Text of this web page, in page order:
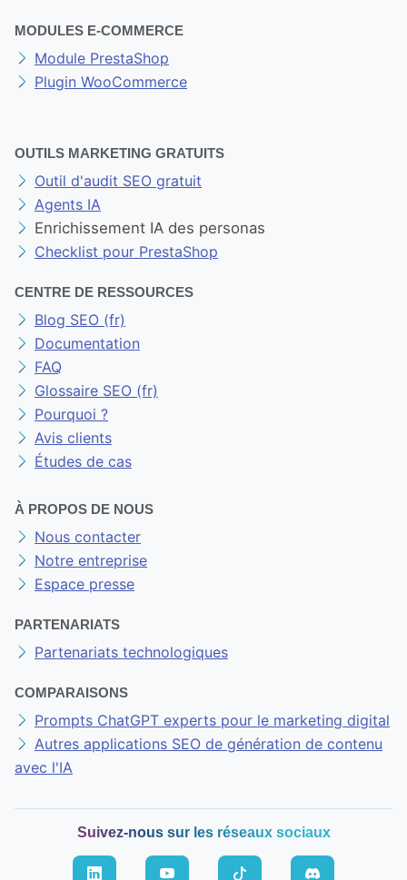
MODULES E-COMMERCE
Module PrestaShop
Plugin WooCommerce
OUTILS MARKETING GRATUITS
Outil d'audit SEO gratuit
Agents IA
Enrichissement IA des personas
Checklist pour PrestaShop
CENTRE DE RESSOURCES
Blog SEO (fr)
Documentation
FAQ
Glossaire SEO (fr)
Pourquoi ?
Avis clients
Études de cas
À PROPOS DE NOUS
Nous contacter
Notre entreprise
Espace presse
PARTENARIATS
Partenariats technologiques
COMPARAISONS
Prompts ChatGPT experts pour le marketing digital
Autres applications SEO de génération de contenu
avec l'IA
Suivez-nous sur les réseaux sociaux